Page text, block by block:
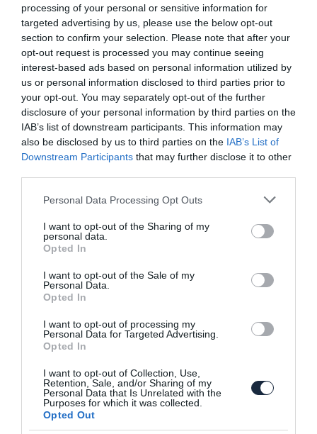
processing of your personal or sensitive information for
targeted advertising by us, please use the below opt-out
section to confirm your selection. Please note that after your
opt-out request is processed you may continue seeing
interest-based ads based on personal information utilized by
us or personal information disclosed to third parties prior to
your opt-out. You may separately opt-out of the further
disclosure of your personal information by third parties on the
IAB’s list of downstream participants. This information may
also be disclosed by us to third parties on the IAB’s List of
Downstream Participants that may further disclose it to other
Please note that this website/app uses one or more Google
not limited to your visit or usage behaviour. You may click to
grant or deny consent to Google and its third-party tags to
use your data for below specified purposes in below Google
consent section.
Personal Data Processing Opt Outs
I want to opt-out of the Sharing of my
personal data.
Opted In
I want to opt-out of the Sale of my
Personal Data.
Opted In
I want to opt-out of processing my
Personal Data for Targeted Advertising.
Opted In
I want to opt-out of Collection, Use,
Retention, Sale, and/or Sharing of my
Personal Data that Is Unrelated with the
Purposes for which it was collected.
Opted Out
A luxus érzést sugározza magából a Fiat
Panda Trussardi